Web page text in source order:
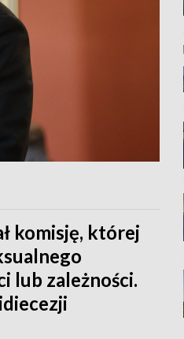
komisję, której
lub zależności.